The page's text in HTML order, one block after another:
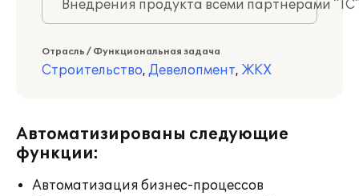
Внедрения продукта всеми партнерами
Отрасль / Функциональная задача
Строительство, Девелопмент, ЖКХ
Автоматизированы следующие
функции:
Автоматизация бизнес-процессов